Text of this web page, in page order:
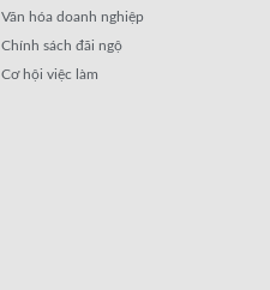
Văn hóa doanh nghiệp
Chính sách đãi ngộ
Cơ hội việc làm